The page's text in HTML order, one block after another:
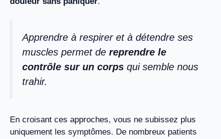
Apprendre à respirer et à détendre ses
muscles permet de reprendre le
contrôle sur un corps qui semble nous
trahir.
En croisant ces approches, vous ne subissez plus
uniquement les symptômes. De nombreux patients